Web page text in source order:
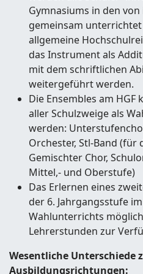
Gymnasiums in den
gemeinsam
allgemeine
das Instrument als
mit dem schriftlichen
weitergeführt werden.
Die Ensembles am
aller Schulzweige als
werden:
Orchester, Stl-Band (für
Gemischter Chor,
Mittel,- und Oberstufe)
Das Erlernen eines
der 6. Jahrgangsstufe
Wahlunterrichts
Lehrerstunden zur
Wesentliche Unterschiede
Ausbildungsrichtungen: